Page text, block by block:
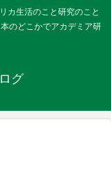
カ生活のこと研究のこと
のどこかでアカデミア研
グ